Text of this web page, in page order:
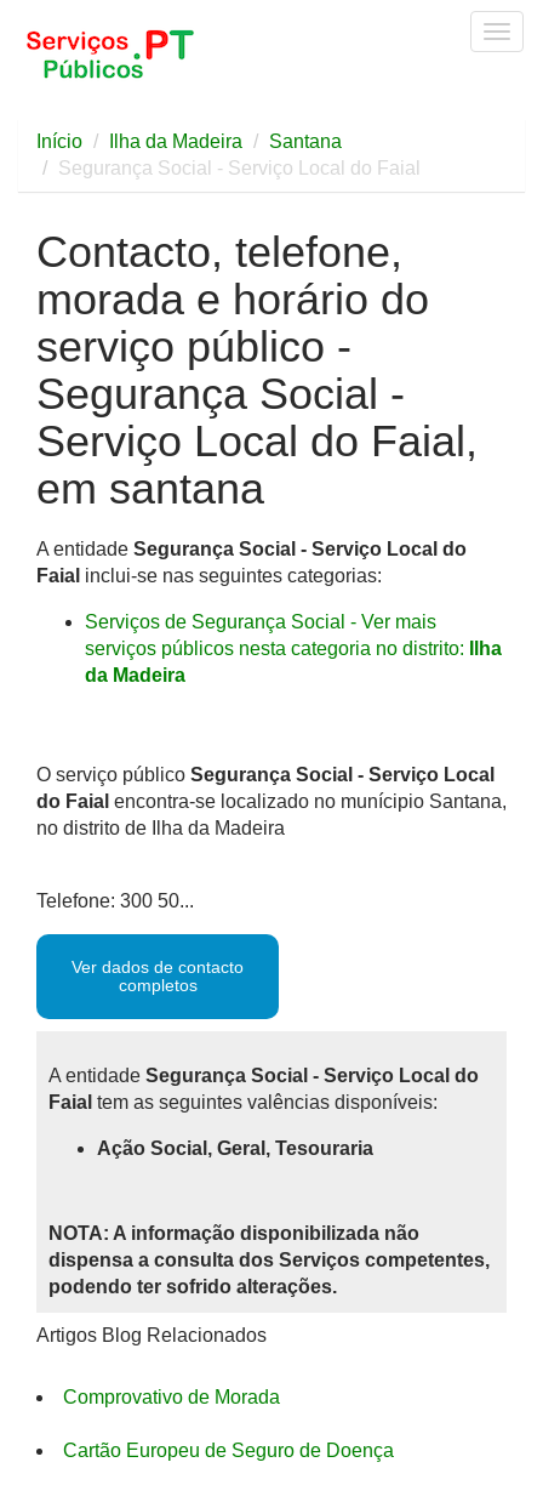
Início Ilha da Madeira
Santana
Segurança Social - Serviço Local do Faial
Contacto, telefone,
morada e horário do
serviço público -
Segurança Social -
Serviço Local do Faial,
em santana
A entidade Segurança Social - Serviço Local do
Faial inclui-se nas seguintes categorias:
Serviços de Segurança Social - Ver mais
serviços públicos nesta categoria no distrito:
Ilha
da Madeira
O serviço público Segurança Social - Serviço Local
do Faial encontra-se localizado no munícipio Santana,
no distrito de Ilha da Madeira
Telefone: 300 50...
Ver dados de contacto
completos
A entidade Segurança Social - Serviço Local do
Faial tem as seguintes valências disponíveis:
Ação Social, Geral, Tesouraria
NOTA: A informação disponibilizada não
dispensa a consulta dos Serviços competentes,
podendo ter sofrido alterações.
Artigos Blog Relacionados
Comprovativo de Morada
Cartão Europeu de Seguro de Doença